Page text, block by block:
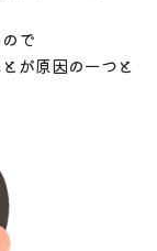
で
が原因の一つと